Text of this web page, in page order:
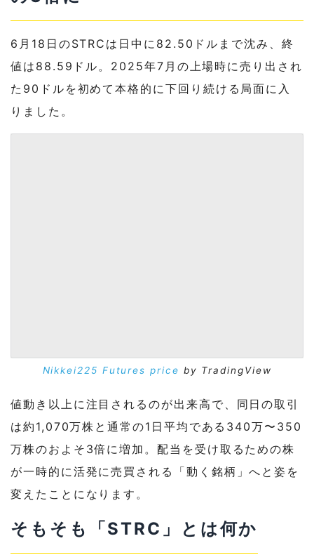
6月18日のSTRCは日中に82.50ドルまで沈み、終
値は88.59ドル。2025年7月の上場時に売り出され
た90ドルを初めて本格的に下回り続ける局面に入
りました。
Nikkei225 Futures price by TradingView
値動き以上に注目されるのが出来高で、同日の取引
は約1,070万株と通常の1日平均である340万〜350
万株のおよそ3倍に増加。配当を受け取るための株
が一時的に活発に売買される「動く銘柄」へと姿を
変えたことになります。
そもそも「STRC」とは何か